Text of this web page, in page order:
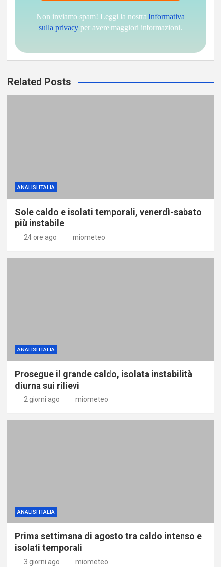
Non inviamo spam! Leggi la nostra Informativa
sulla privacy per avere maggiori informazioni.
Related Posts
ANALISI ITALIA
Sole caldo e isolati temporali, venerdì-sabato
più instabile
24 ore ago miometeo
ANALISI ITALIA
Prosegue il grande caldo, isolata instabilità
diurna sui rilievi
2 giorni ago miometeo
ANALISI ITALIA
Prima settimana di agosto tra caldo intenso e
isolati temporali
3 giorni ago miometeo